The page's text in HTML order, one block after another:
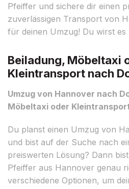
Pfeiffer und sichere dir einen
zuverlässigen Transport von
für deinen Umzug! Du wirst es
Beiladung, Möbeltaxi
Kleintransport nach
Umzug von Hannover nach
Möbeltaxi oder
Du planst einen Umzug von
und bist auf der Suche nach
preiswerten Lösung? Dann
Pfeiffer aus Hannover genau
verschiedene Optionen, um